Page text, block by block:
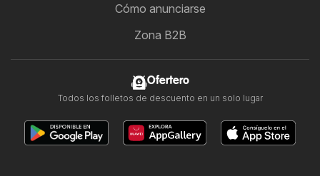
Cómo anunciarse
Zona B2B
Ofertero
Todos los folletos de descuento en un solo lugar